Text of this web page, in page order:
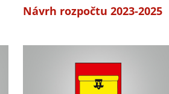
Návrh rozpočtu 2023-2025